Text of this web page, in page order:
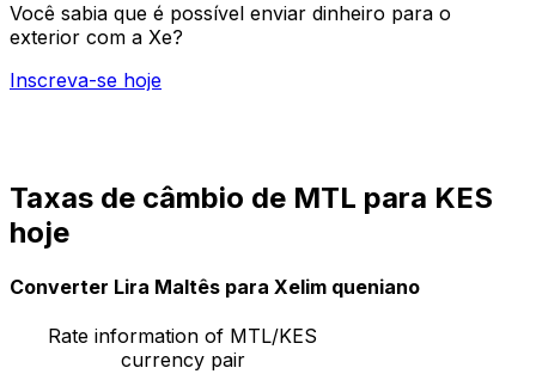
Você sabia que é possível enviar dinheiro para o
exterior com a Xe?
Inscreva-se hoje
Taxas de câmbio de MTL para KES
hoje
Converter Lira Maltês para Xelim queniano
Rate information of MTL/KES
currency pair